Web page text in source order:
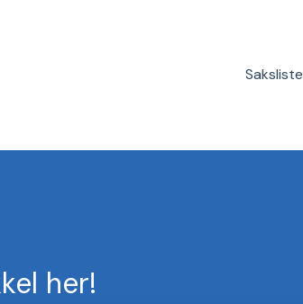
Saksliste
her!